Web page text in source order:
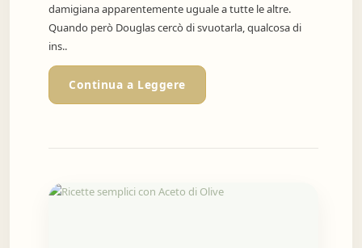
damigiana apparentemente uguale a tutte le altre.
Quando però Douglas cercò di svuotarla, qualcosa di
ins..
Continua a Leggere